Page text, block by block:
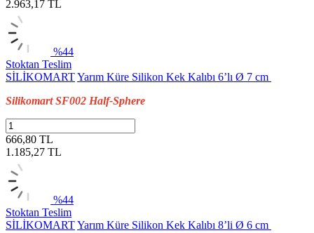
2.963,17 TL
%44
Stoktan Teslim
SİLİKOMARTYarım Küre Silikon Kek Kalıbı 6’lı Ø 7 cm
Silikomart SF002 Half-Sphere
666,80 TL
1.185,27 TL
%44
Stoktan Teslim
SİLİKOMARTYarım Küre Silikon Kek Kalıbı 8’li Ø 6 cm